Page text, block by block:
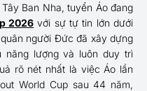
Ban Nha, tuyển Áo đang
2026 với sự tự tin lớn dưới
người Đức đã xây dựng
năng lượng và luôn duy trì
rõ nét nhất là việc Áo lần
World Cup sau 44 năm,